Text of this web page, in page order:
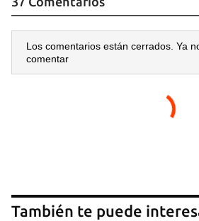
Los comentarios están cerrados. Ya
comentar
También te puede